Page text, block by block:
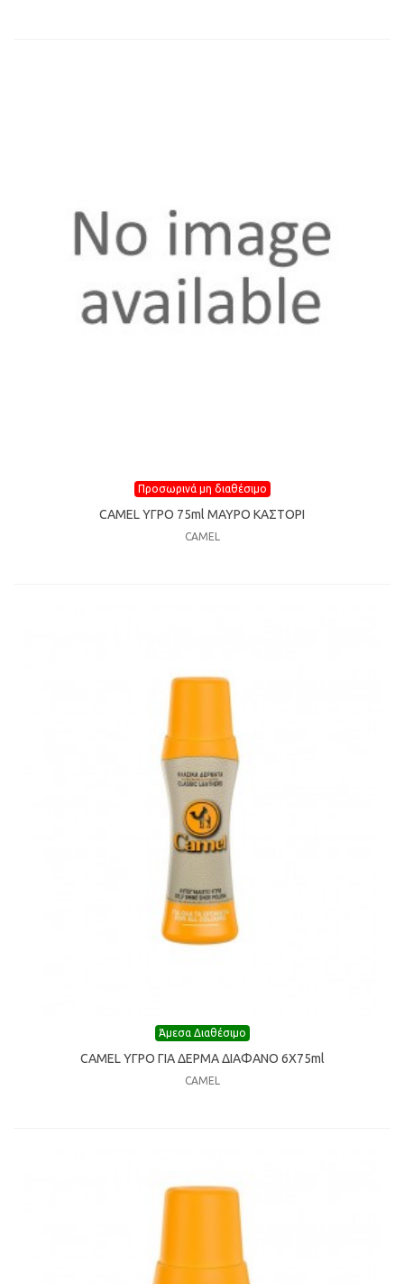
Προσωρινά μη διαθέσιμο
CAMEL ΥΓΡΟ 75ml ΜΑΥΡΟ ΚΑΣΤΟΡΙ
CAMEL
Άμεσα Διαθέσιμο
CAMEL ΥΓΡΟ ΓΙΑ ΔΕΡΜΑ ΔΙΑΦΑΝΟ 6Χ75ml
CAMEL